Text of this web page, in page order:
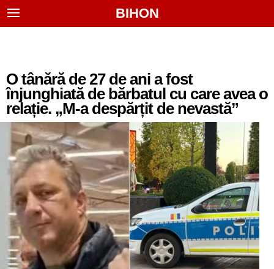
BIHON
O tânără de 27 de ani a fost
înjunghiată de bărbatul cu care avea o
relație. „M-a despărțit de nevastă”